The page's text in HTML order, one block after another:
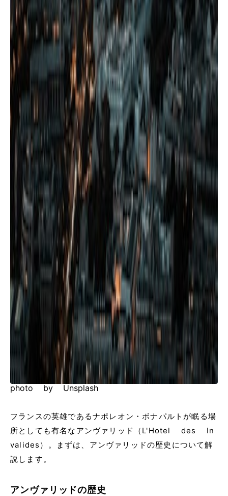
photo by Unsplash
フランスの英雄であるナポレオン・ボナパルトが眠る場
所としても有名なアンヴァリッド（L'Hotel des In
valides）。まずは、アンヴァリッドの歴史について解
説します。
アンヴァリッドの歴史